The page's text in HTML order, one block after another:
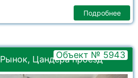
Подробнее
Цандера проезд
Объект № 5943